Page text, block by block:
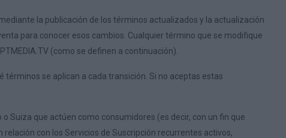
la publicación de los términos actualizados y la actualización
para conocer esos cambios. Cualquier término que se modifique
(como se definen a continuación).
se aplican a cada transición. Si no aceptas estas
o Suiza que actúen como consumidores (es decir, con un fin que
con los Servicios de Suscripción recurrentes activos,